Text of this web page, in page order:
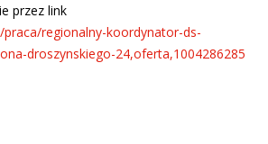
przez link
regionalny-koordynator-ds-
droszynskiego-24,oferta,1004286285